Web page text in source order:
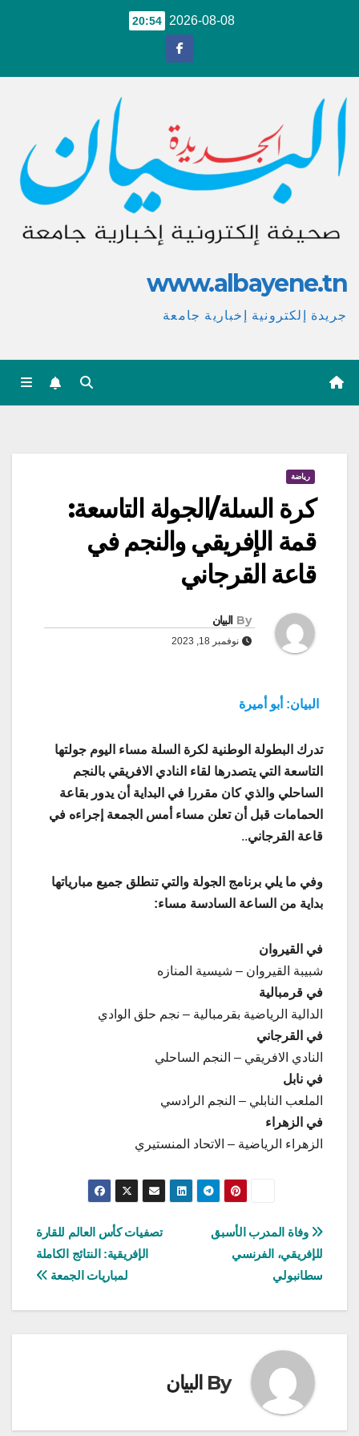
2026-08-08
20:54
www.albayene.tn
جريدة إلكترونية إخبارية جامعة
رياضة
كرة السلة/الجولة التاسعة:
قمة الإفريقي والنجم في
قاعة القرجاني
By البيان
نوفمبر 18, 2023
البيان: أبو أميرة
تدرك البطولة الوطنية لكرة السلة مساء اليوم جولتها
التاسعة التي يتصدرها لقاء النادي الافريقي بالنجم
الساحلي والذي كان مقررا في البداية أن يدور بقاعة
الحمامات قبل أن تعلن مساء أمس الجمعة إجراءه في
قاعة القرجاني..
وفي ما يلي برنامج الجولة والتي تنطلق جميع مبارياتها
بداية من الساعة السادسة مساء:
في القيروان
شبيبة القيروان – شيسية المنازه
في قرمبالية
الدالية الرياضية بقرمبالية – نجم حلق الوادي
في القرجاني
النادي الافريقي – النجم الساحلي
في نابل
الملعب النابلي – النجم الرادسي
في الزهراء
الزهراء الرياضية – الاتحاد المنستيري
تصفّح
المقالات
تصفيات كأس العالم للقارة
الإفريقية: النتائج الكاملة
لمباريات الجمعة
وفاة المدرب الأسبق
للإفريقي، الفرنسي
سطانبولي
By البيان